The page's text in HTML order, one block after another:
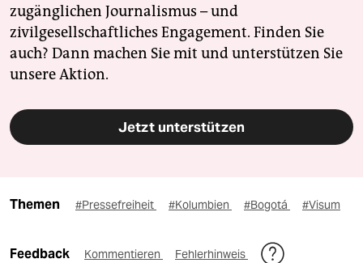
zugänglichen Journalismus – und
zivilgesellschaftliches Engagement. Finden Sie
auch? Dann machen Sie mit und unterstützen Sie
unsere Aktion.
Jetzt unterstützen
Themen #Pressefreiheit #Kolumbien #Bogotá #Visum
Feedback Kommentieren Fehlerhinweis